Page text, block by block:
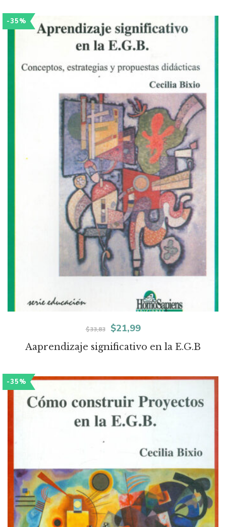
-35%
Aaprendizaje significativo en la E.G.B
$33,83
El
precio
era:
$33,83.
$21,99El
precio
es:
$21,99.
-35%